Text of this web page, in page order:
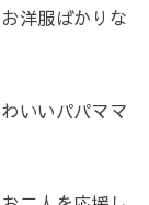
洋服ばかりな
いいパパママ